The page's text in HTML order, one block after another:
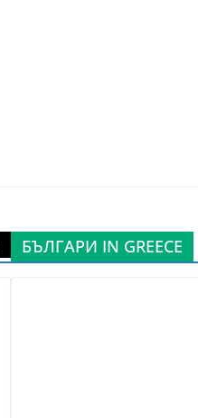
БЪЛГАРИ IN GREECE